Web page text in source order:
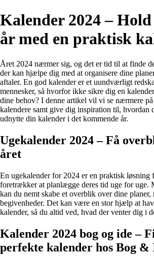
Kalender 2024 –
år med en praktisk
Året 2024 nærmer sig, og det er tid til at finde
der kan hjælpe dig med at organisere dine
aftaler. En god kalender er et uundværligt
mennesker, så hvorfor ikke sikre dig en
dine behov? I denne artikel vil vi se nærmere
kalendere samt give dig inspiration til, hvordan
udnytte din kalender i det kommende år.
Ugekalender 2024 – Få
året
En ugekalender for 2024 er en praktisk løsning
foretrækker at planlægge deres tid uge for uge.
kan du nemt skabe et overblik over dine
begivenheder. Det kan være en stor hjælp at
kalender, så du altid ved, hvad der venter dig i
Kalender 2024 bog og ide –
perfekte kalender hos Bog &